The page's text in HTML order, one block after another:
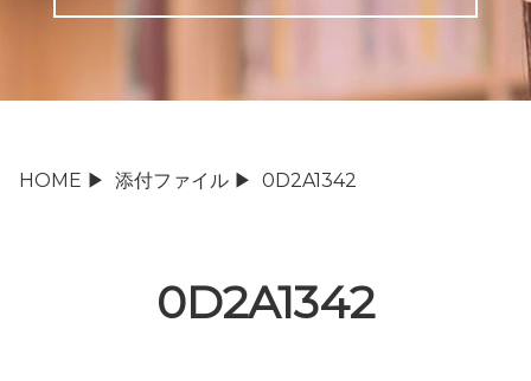
HOME ▶ 添付ファイル ▶ 0D2A1342
0D2A1342